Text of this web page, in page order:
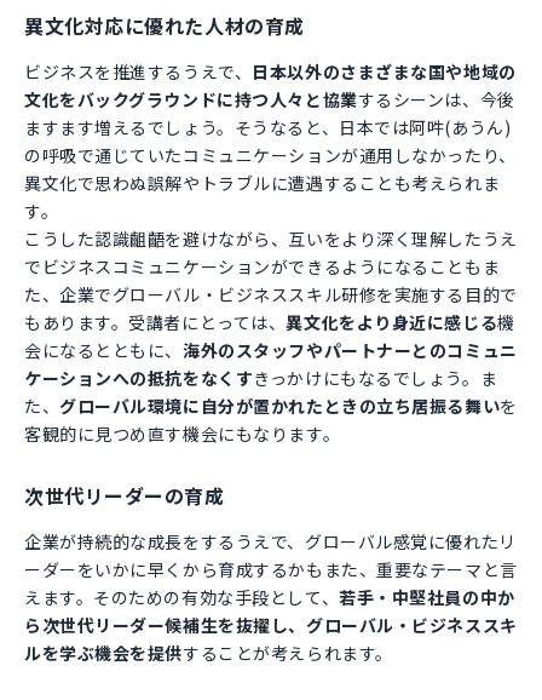
異文化対応に優れた人材の育成
ビジネスを推進するうえで、 日本以外のさまざまな国や地域の
文化をバックグラウンドに持つ人々と協業するシーンは、今後
ますます増えるでしょう。そうなると、日本では阿吽(あうん)
の呼吸で通じていたコミュニケーションが通用しなかったり、
異文化で思わぬ誤解やトラブルに遭遇することも考えられま
す。
こうした認識齟齬を避けながら、互いをより深く理解したうえ
でビジネスコミュニケーションができるようになることもま
た、企業でグローバル・ビジネススキル研修を実施する目的で
もあります。受講者にとっては、異文化をより身近に感じる機
会になるとともに、海外のスタッフやパートナーとのコミュニ
ケーションへの抵抗をなくすきっかけにもなるでしょう。ま
た、グローバル環境に自分が置かれたときの立ち居振る舞いを
客観的に見つめ直す機会にもなります。
次世代リーダーの育成
企業が持続的な成長をするうえで、グローバル感覚に優れたリ
ーダーをいかに早くから育成するかもまた、重要なテーマと言
えます。そのための有効な手段として、若手・中堅社員の中か
ら次世代リーダー候補生を抜擢し、グローバル・ビジネススキ
ルを学ぶ機会を提供することが考えられます。